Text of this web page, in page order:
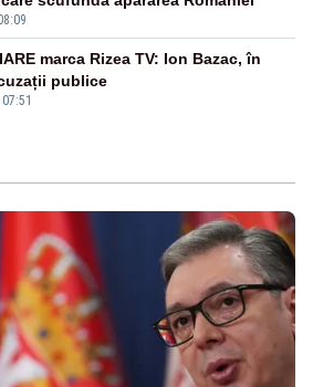
marca Rizea TV: Ion Bazac, în
publice